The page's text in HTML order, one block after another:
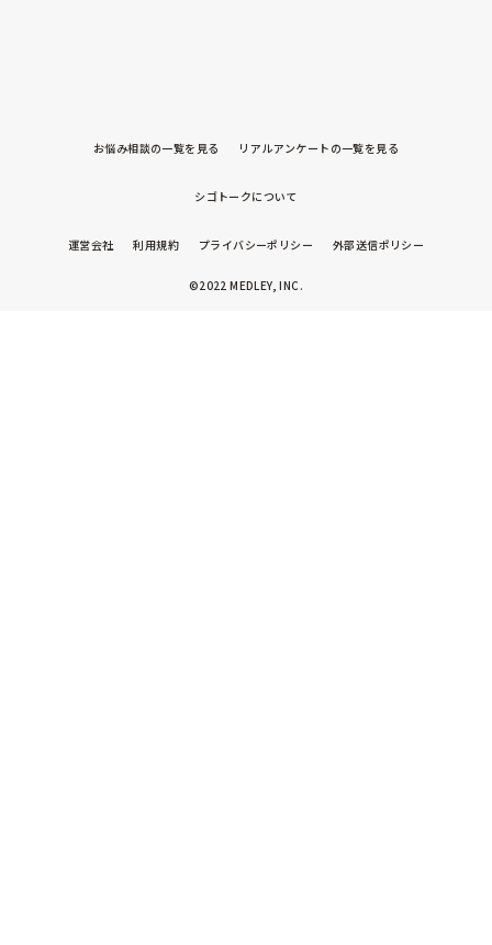
お悩み相談の一覧を見る リアルアンケートの一覧を見る
シゴトークについて
運営会社 利用規約 プライバシーポリシー 外部送信ポリシー
©2022 MEDLEY, INC.